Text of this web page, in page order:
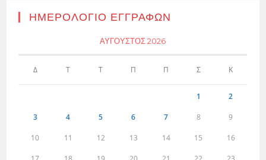
ΗΜΕΡΟΛΌΓΙΟ ΕΓΓΡΑΦΏΝ
ΑΎΓΟΥΣΤΟΣ 2026
Δ Τ Τ Π Π Σ Κ
1 2
3 4 5 6 7 8 9
10 11 12 13 14 15 16